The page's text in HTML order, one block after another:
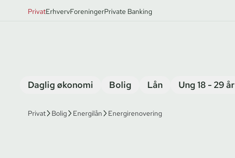
PrivatErhvervForeningerPrivate Banking
Daglig økonomi Bolig Lån Ung 18 - 29 år
Privat Bolig Energilån Energirenovering